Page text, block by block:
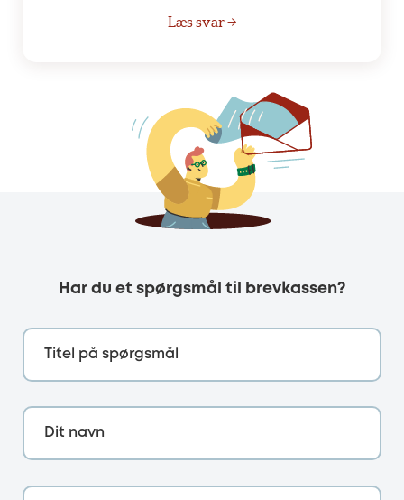
Læs svar →
Har du et spørgsmål til brevkassen?
Titel på spørgsmål
Dit navn